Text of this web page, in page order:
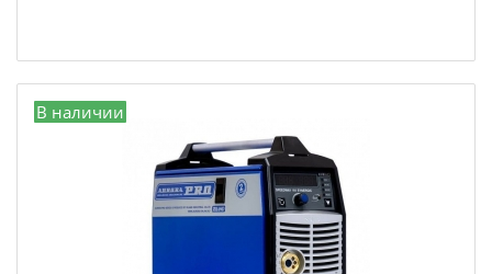
В наличии